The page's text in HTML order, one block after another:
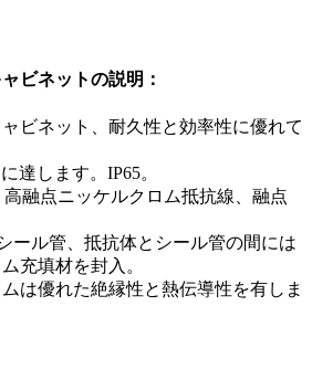
ビネットの説明：
ビネット、耐久性と効率性に優れて
達します。IP65。
融点ニッケルクロム抵抗線、融点
ール管、抵抗体とシール管の間には
充填材を封入。
は優れた絶縁性と熱伝導性を有しま